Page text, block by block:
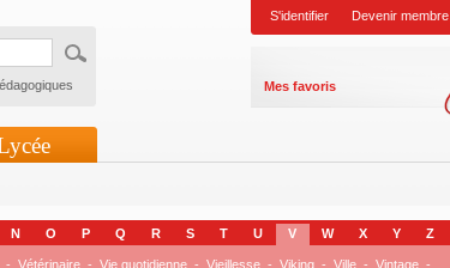
S'identifier Devenir membre
Mes favoris
N O P Q R S T U V W X Y Z
- Vétérinaire - Vie quotidienne - Vieillesse - Viking - Ville - Vintage -